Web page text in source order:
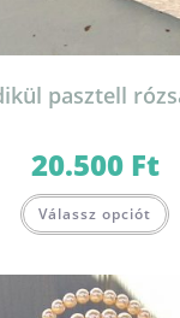
pasztell
20.500 Ft
Válassz opciót